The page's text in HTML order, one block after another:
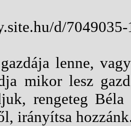
d/7049035-
lenne,
mikor lesz
rengeteg
irányítsa